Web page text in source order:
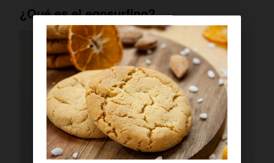
¿Qué es el egosurfing?